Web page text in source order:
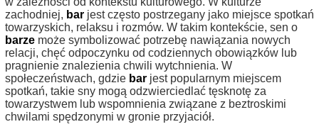
zachodniej, bar jest często postrzegany jako miejsce spotkań
towarzyskich, relaksu i rozmów. W takim kontekście, sen o
barze może symbolizować potrzebę nawiązania nowych
relacji, chęć odpoczynku od codziennych obowiązków lub
pragnienie znalezienia chwili wytchnienia. W
społeczeństwach, gdzie bar jest popularnym miejscem
spotkań, takie sny mogą odzwierciedlać tęsknotę za
towarzystwem lub wspomnienia związane z beztroskimi
chwilami spędzonymi w gronie przyjaciół.